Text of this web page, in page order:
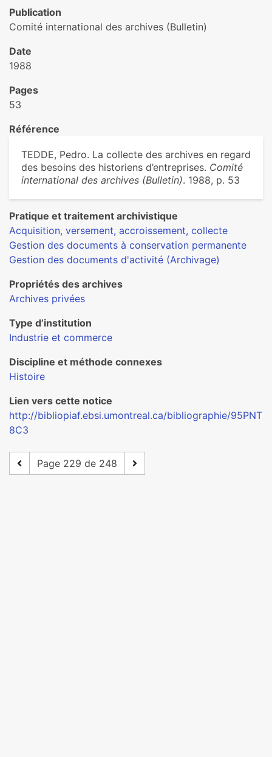
Publication
Comité international des archives (Bulletin)
Date
1988
Pages
53
Référence
TEDDE, Pedro. La collecte des archives en regard
des besoins des historiens d’entreprises. Comité
international des archives (Bulletin). 1988, p. 53
Pratique et traitement archivistique
Acquisition, versement, accroissement, collecte
Gestion des documents à conservation permanente
Gestion des documents d'activité (Archivage)
Propriétés des archives
Archives privées
Type d’institution
Industrie et commerce
Discipline et méthode connexes
Histoire
Lien vers cette notice
http://bibliopiaf.ebsi.umontreal.ca/bibliographie/95PNT
8C3
Page 229 de 248